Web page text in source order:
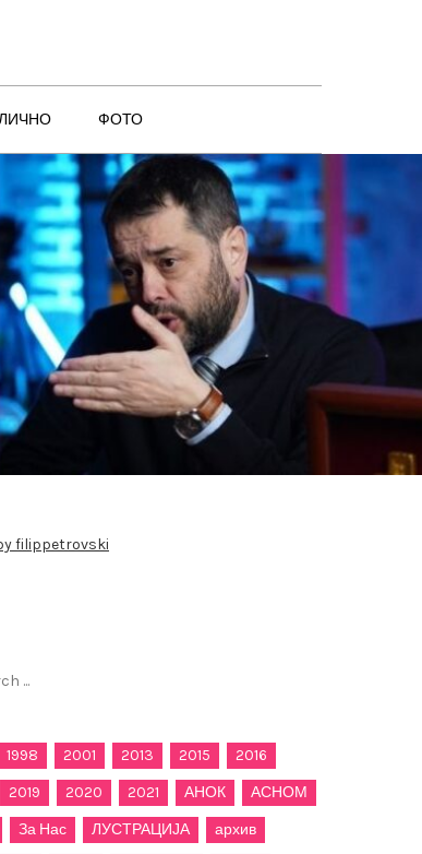
ФОТО
filippetrovski
1998 2001 2013 2015
2016
2019 2020 2021 АНОК
АСНОМ
За Нас ЛУСТРАЦИЈА
архив